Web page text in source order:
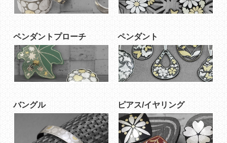
ペンダントプローチ ペンダント
バングル ピアス/イヤリング